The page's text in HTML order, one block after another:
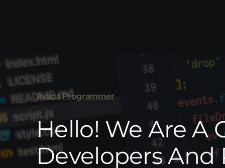
Avada Programmer
Hello! We Are A
Developers And